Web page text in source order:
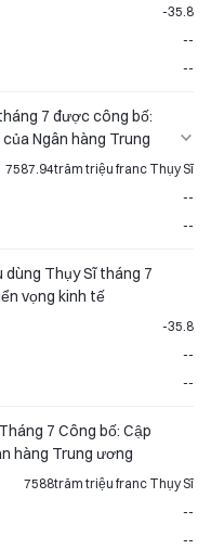
-35.8
--
--
7 được công bố:
Ngân hàng Trung
7587.94trăm triệu franc Thụy Sĩ
--
--
dùng Thụy Sĩ tháng 7
vọng kinh tế
-35.8
--
--
7 Công bố: Cập
hàng Trung ương
7588trăm triệu franc Thụy Sĩ
--
--